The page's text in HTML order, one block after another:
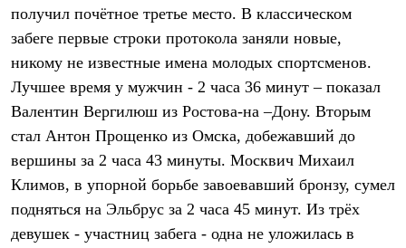
Брюки
Лёгкая одежда
Рубашки
Футболки
Брюки
Термобелье
Теплое термобелье
Среднее термобелье
Легкое термобелье
Флисовая одежда
Брюки
Детская одежда
получил почётное третье место. В классическом
забеге первые строки протокола заняли новые,
никому не известные имена молодых спортсменов.
Лучшее время у мужчин - 2 часа 36 минут – показал
Валентин Вергилюш из Ростова-на –Дону. Вторым
стал Антон Прощенко из Омска, добежавший до
вершины за 2 часа 43 минуты. Москвич Михаил
Климов, в упорной борьбе завоевавший бронзу, сумел
подняться на Эльбрус за 2 часа 45 минут. Из трёх
девушек - участниц забега - одна не уложилась в